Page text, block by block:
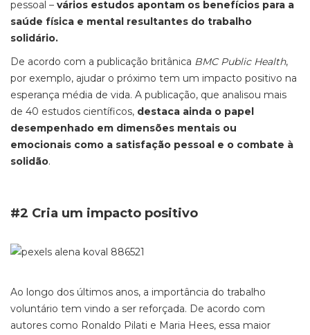
pessoal – vários estudos apontam os benefícios para a
saúde física e mental resultantes do trabalho
solidário.
De acordo com a publicação britânica BMC Public Health,
por exemplo, ajudar o próximo tem um impacto positivo na
esperança média de vida. A publicação, que analisou mais
de 40 estudos científicos, destaca ainda o papel
desempenhado em dimensões mentais ou
emocionais como a satisfação pessoal e o combate à
solidão.
#2 Cria um impacto positivo
Ao longo dos últimos anos, a importância do trabalho
voluntário tem vindo a ser reforçada. De acordo com
autores como Ronaldo Pilati e Maria Hees, essa maior